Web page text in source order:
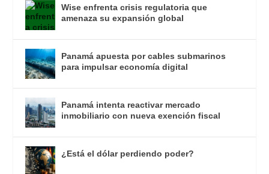
Wise enfrenta crisis regulatoria que
amenaza su expansión global
Panamá apuesta por cables submarinos
para impulsar economía digital
Panamá intenta reactivar mercado
inmobiliario con nueva exención fiscal
¿Está el dólar perdiendo poder?